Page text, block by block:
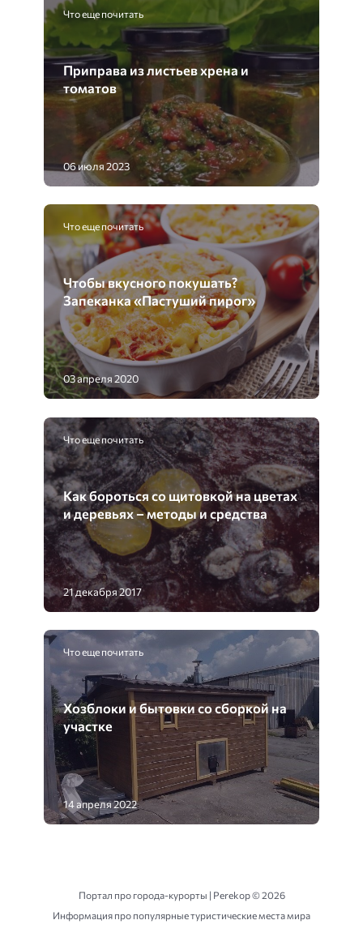
Что еще почитать
Приправа из листьев хрена и
томатов
06 июля 2023
Что еще почитать
Чтобы вкусного покушать?
Запеканка «Пастуший пирог»
03 апреля 2020
Что еще почитать
Как бороться со щитовкой на цветах
и деревьях – методы и средства
21 декабря 2017
Что еще почитать
Хозблоки и бытовки со сборкой на
участке
14 апреля 2022
Портал про города-курорты | Perekop ©2026
Информация про популярные туристические места мира